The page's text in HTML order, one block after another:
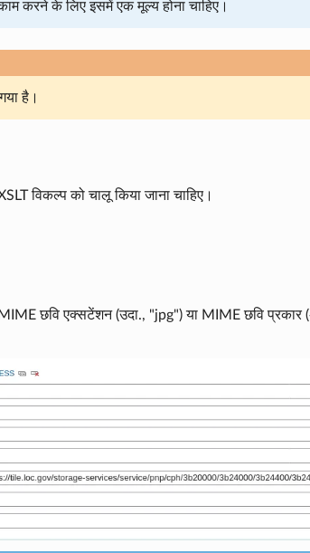
करने के लिए इसमें एक मूल्य होना चाहिए।
है।
विकल्प को चालू किया जाना चाहिए।
छवि एक्सटेंशन (उदा., "jpg") या MIME छवि प्रकार